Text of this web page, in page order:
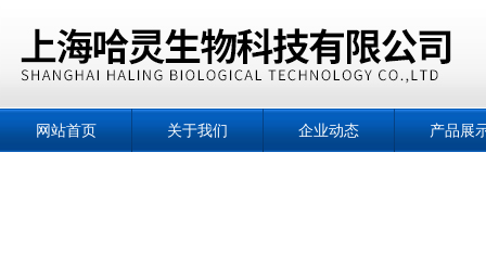
网站首页 关于我们 企业动态 产品展